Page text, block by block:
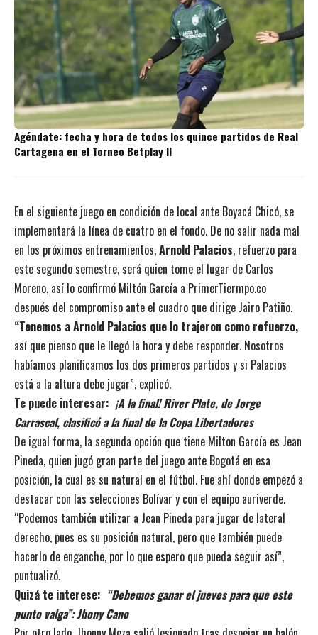
Agéndate: fecha y hora de todos los quince partidos de Real
Cartagena en el Torneo Betplay II
En el siguiente juego en condición de local ante Boyacá Chicó, se
implementará la línea de cuatro en el fondo. De no salir nada mal
en los próximos entrenamientos,Arnold Palacios, refuerzo para
este segundo semestre, será quien tome el lugar de Carlos
Moreno, así lo confirmó Miltón García a PrimerTiermpo.co
después del compromiso ante el cuadro que dirige Jairo Patiño.
“Tenemos a Arnold Palacios que lo trajeron como refuerzo,
así que pienso que le llegó la hora y debe responder. Nosotros
habíamos planificamos los dos primeros partidos y si Palacios
está a la altura debe jugar”, explicó.
Te puede interesar: ¡A la final! River Plate, de Jorge
Carrascal, clasificó a la final de la Copa Libertadores
De igual forma, la segunda opción que tiene Milton García es Jean
Pineda, quien jugó gran parte del juego ante Bogotá en esa
posición, la cual es su natural en el fútbol. Fue ahí donde empezó a
destacar con las selecciones Bolívar y con el equipo auriverde.
“Podemos también utilizar a Jean Pineda para jugar de lateral
derecho, pues es su posición natural, pero que también puede
hacerlo de enganche, por lo que espero que pueda seguir así”,
puntualizó.
Quizá te interese: “Debemos ganar el jueves para que este
punto valga”: Jhony Cano